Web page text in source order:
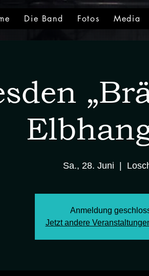
Die Band Fotos Media
Sa., 28. Juni
Anmeldung
Jetzt andere